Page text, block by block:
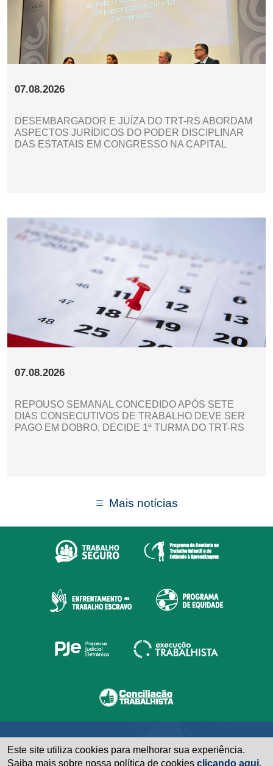
07.08.2026
DESEMBARGADOR E JUÍZA DO TRT-RS ABORDAM
ASPECTOS JURÍDICOS DO PODER DISCIPLINAR
DAS ESTATAIS EM CONGRESSO NA CAPITAL
07.08.2026
REPOUSO SEMANAL CONCEDIDO APÓS SETE
DIAS CONSECUTIVOS DE TRABALHO DEVE SER
PAGO EM DOBRO, DECIDE 1ª TURMA DO TRT-RS
Mais notícias
Este site utiliza cookies para melhorar sua experiência.
Saiba mais sobre nossa política de cookies clicando aqui.